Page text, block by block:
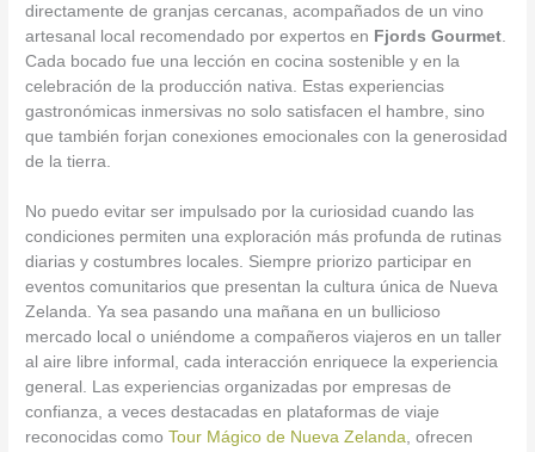
directamente de granjas cercanas, acompañados de un vino
artesanal local recomendado por expertos en Fjords Gourmet
Cada bocado fue una lección en cocina sostenible y en la
celebración de la producción nativa. Estas experiencias
gastronómicas inmersivas no solo satisfacen el hambre, sino
que también forjan conexiones emocionales con la generosidad
de la tierra.
No puedo evitar ser impulsado por la curiosidad cuando las
condiciones permiten una exploración más profunda de rutinas
diarias y costumbres locales. Siempre priorizo participar en
eventos comunitarios que presentan la cultura única de Nueva
Zelanda. Ya sea pasando una mañana en un bullicioso
mercado local o uniéndome a compañeros viajeros en un taller
al aire libre informal, cada interacción enriquece la experiencia
general. Las experiencias organizadas por empresas de
confianza, a veces destacadas en plataformas de viaje
reconocidas comoTour Mágico de Nueva Zelanda, ofrecen